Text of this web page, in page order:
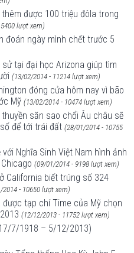
được 100 triệu đôla trong
lượt xem)
đoán ngày mình chết trước 5
tại đại học Arizona giúp tìm
(13/02/2014 - 11214 lượt xem)
đóng cửa hôm nay vì bão
Mỹ (13/02/2014 - 10474 lượt xem)
săn sao chổi Âu châu sẽ
để tới trái đất (28/01/2014 - 10755
Nghĩa Sinh Việt Nam hình ảnh
(09/01/2014 - 9198 lượt xem)
California biết trúng số 324
2014 - 10650 lượt xem)
tạp chí Time của Mỹ chọn
(12/12/2013 - 11752 lượt xem)
7/1918 – 5/12/2013)